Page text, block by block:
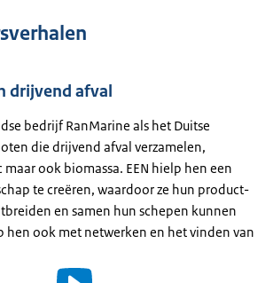
drijvend afval
bedrijf RanMarine als het Duitse
die drijvend afval verzamelen,
ook biomassa. EEN hielp hen een
te creëren, waardoor ze hun product-
en samen hun schepen kunnen
hen ook met netwerken en het vinden van